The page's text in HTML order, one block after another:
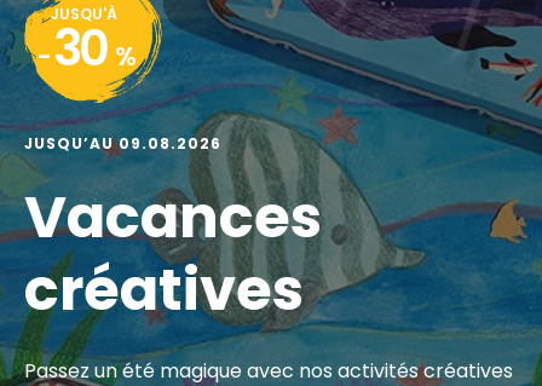
JUSQU'À
- 30 %
JUSQU’AU 09.08.2026
Vacances
créatives
Passez un été magique avec nos activités créatives